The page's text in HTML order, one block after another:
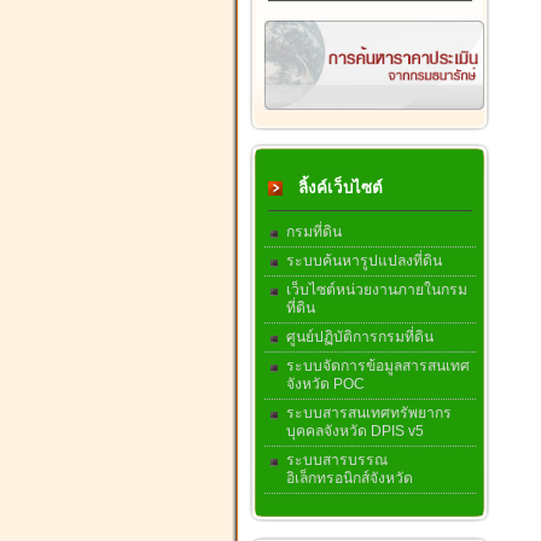
ลิ้งค์เว็บไซต์
กรมที่ดิน
ระบบค้นหารูปแปลงที่ดิน
เว็บไซต์หน่วยงานภายในกรม
ที่ดิน
ศูนย์ปฏิบัติการกรมที่ดิน
ระบบจัดการข้อมูลสารสนเทศ
จังหวัด POC
ระบบสารสนเทศทรัพยากร
บุคคลจังหวัด DPIS v5
ระบบสารบรรณ
อิเล็กทรอนิกส์จังหวัด